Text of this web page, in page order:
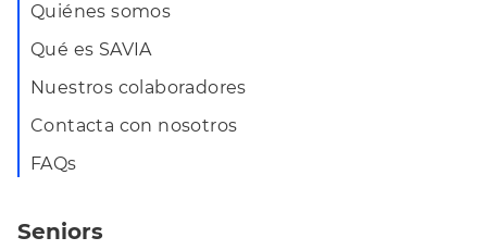
Quiénes somos
Qué es SAVIA
Nuestros colaboradores
Contacta con nosotros
FAQs
Seniors